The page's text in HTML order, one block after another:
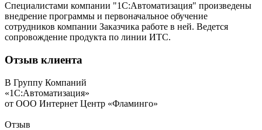
Специалистами компании "1С:Автоматизация" произведены
внедрение программы и первоначальное обучение
сотрудников компании Заказчика работе в ней. Ведется
сопровождение продукта по линии ИТС.
Отзыв клиента
В Группу Компаний
«1С:Автоматизация»
от ООО Интернет Центр «Фламинго»
Отзыв